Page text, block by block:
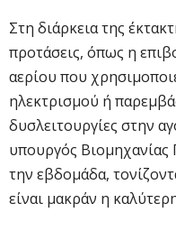
Στη διάρκεια της
προτάσεις, όπως η
αερίου που
ηλεκτρισμού ή
δυσλειτουργίες στην
υπουργός Βιομηχανίας
την εβδομάδα,
είναι μακράν η